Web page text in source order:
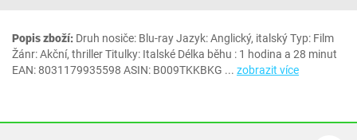
Popis zboží: Druh nosiče: Blu-ray Jazyk: Anglický, italský Typ: Film
Žánr: Akční, thriller Titulky: Italské Délka běhu : 1 hodina a 28 minut
EAN: 8031179935598 ASIN: B009TKKBKG ... zobrazit více